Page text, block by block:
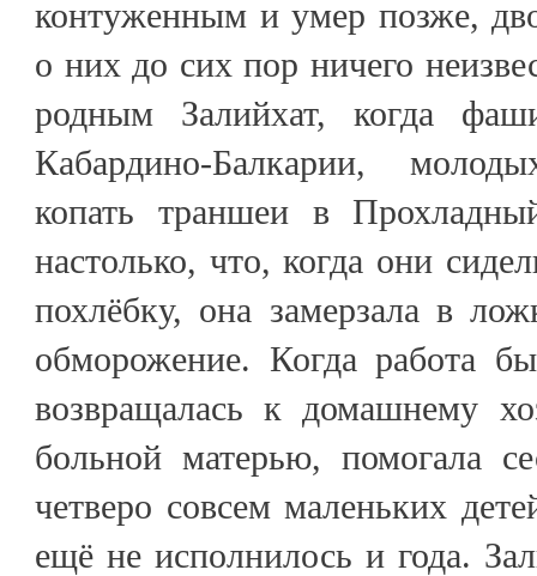
контуженным и умер позже,
о них до сих пор ничего
родным Залийхат, когда
Кабардино-Балкарии,
копать траншеи в
настолько, что, когда они
похлёбку, она замерзала в
обморожение. Когда работа
возвращалась к домашнему
больной матерью, помогала
четверо совсем маленьких
ещё не исполнилось и года.